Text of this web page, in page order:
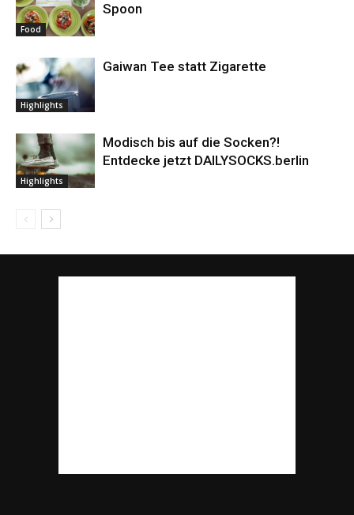
Food
Spoon
Highlights
Gaiwan Tee statt Zigarette
Highlights
Modisch bis auf die Socken?!
Entdecke jetzt DAILYSOCKS.berlin